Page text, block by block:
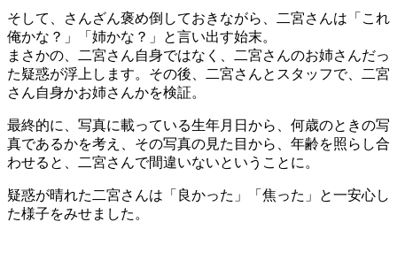
そして、さんざん褒め倒しておきながら、二宮さんは「これ
俺かな？」「姉かな？」と言い出す始末。
まさかの、二宮さん自身ではなく、二宮さんのお姉さんだっ
た疑惑が浮上します。その後、二宮さんとスタッフで、二宮
さん自身かお姉さんかを検証。
最終的に、写真に載っている生年月日から、何歳のときの写
真であるかを考え、その写真の見た目から、年齢を照らし合
わせると、二宮さんで間違いないということに。
疑惑が晴れた二宮さんは「良かった」「焦った」と一安心し
た様子をみせました。